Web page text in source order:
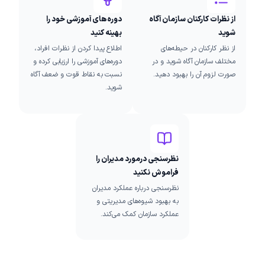
از نظرات کارکنان سازمان آگاه
شوید
از نظر کارکنان در حیطه‌های
مختلف سازمان آگاه شوید و در
صورت لزوم آن‌ را بهبود دهید.
دوره‌های آموزشی خود را
بهینه کنید
اطلاع پیدا کردن از نظرات افراد،
دوره‌های آموزشی را ارزیابی کرده و
نسبت به نقاط قوت و ضعف آگاه
شوید.
نظرسنجی درمورد مدیران را
فراموش نکنید
نظرسنجی‌ درباره عملکرد مدیران
به بهبود شیوه‌های مدیریتی و
عملکرد سازمان کمک می‌کند.